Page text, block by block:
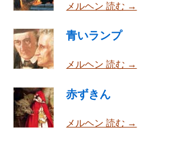
メルヘン 読む →
青いランプ
メルヘン 読む →
赤ずきん
メルヘン 読む →